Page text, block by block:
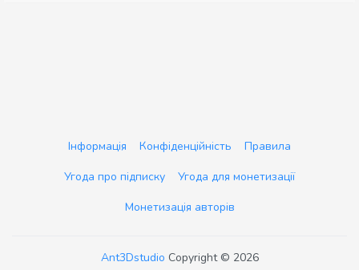
Інформація Конфіденційність
Правила
Угода про підписку
Угода для монетизації
Монетизація авторів
Ant3Dstudio Copyright © 2026